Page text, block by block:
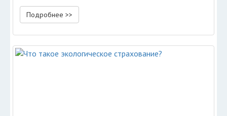
Подробнее >>